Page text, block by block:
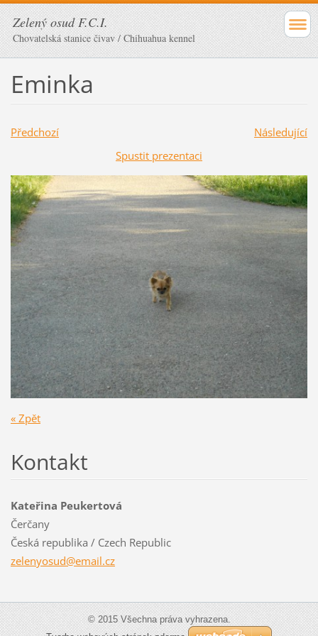
Zelený osud F.C.I.
Chovatelská stanice čivav / Chihuahua kennel
Eminka
Předchozí
Následující
Spustit prezentaci
« Zpět
Kontakt
Kateřina Peukertová
Čerčany
Česká republika / Czech Republic
zelenyosud@email.cz
© 2015 Všechna práva vyhrazena.